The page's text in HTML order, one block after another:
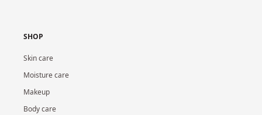
SHOP
Skin care
Moisture care
Makeup
Body care